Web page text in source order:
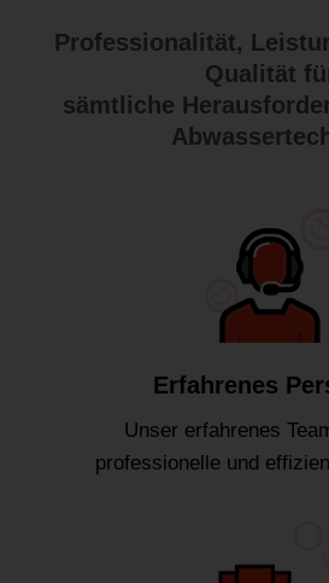
Professionalität,
Qualität
sämtliche
Erfahrenes
Unser erfahrenes
professionelle und